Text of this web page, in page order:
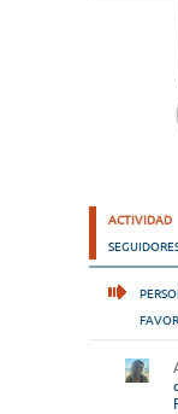
ACTIVIDAD